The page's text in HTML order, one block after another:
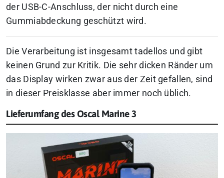
der USB-C-Anschluss, der nicht durch eine
Gummiabdeckung geschützt wird.
Die Verarbeitung ist insgesamt tadellos und gibt
keinen Grund zur Kritik. Die sehr dicken Ränder um
das Display wirken zwar aus der Zeit gefallen, sind
in dieser Preisklasse aber immer noch üblich.
Lieferumfang des Oscal Marine 3